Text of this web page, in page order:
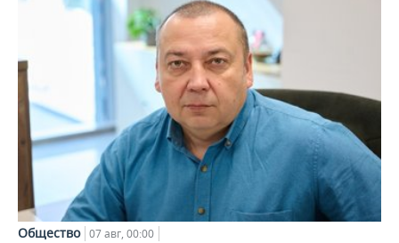
Общество 07 авг, 00:00